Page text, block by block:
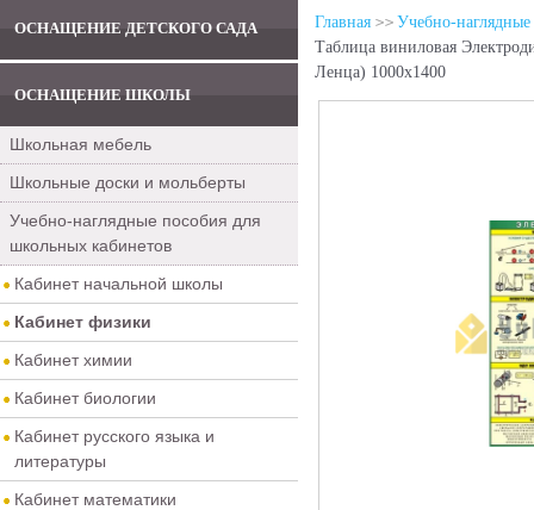
ОСНАЩЕНИЕ ДЕТСКОГО САДА
ОСНАЩЕНИЕ ШКОЛЫ
Школьная мебель
Школьные доски и мольберты
Учебно-наглядные пособия для
школьных кабинетов
Кабинет начальной школы
Кабинет физики
Кабинет химии
Кабинет биологии
Кабинет русского языка и
литературы
Кабинет математики
Главная
Учебно-
Таблица виниловая
Ленца) 1000х1400